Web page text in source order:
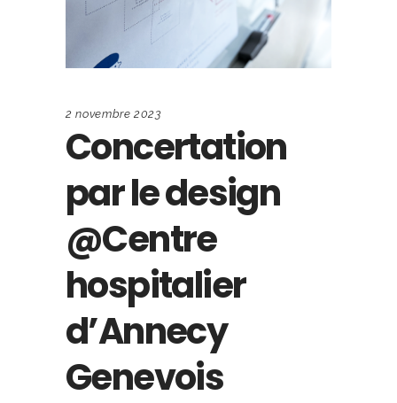
2 novembre 2023
Concertation
par le design
@Centre
hospitalier
d’Annecy
Genevois